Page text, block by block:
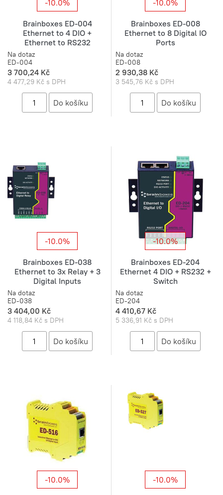
-10.0%
Brainboxes ED-004
Ethernet to 4 DIO +
Ethernet to RS232
Na dotaz
ED-004
3 700,24 Kč
4 477,29 Kč s DPH
-10.0%
Brainboxes ED-008
Ethernet to 8 Digital IO
Ports
Na dotaz
ED-008
2 930,38 Kč
3 545,76 Kč s DPH
-10.0%
Brainboxes ED-038
Ethernet to 3x Relay + 3
Digital Inputs
Na dotaz
ED-038
3 404,00 Kč
4 118,84 Kč s DPH
-10.0%
Brainboxes ED-204
Ethernet 4 DIO + RS232 +
Switch
Na dotaz
ED-204
4 410,67 Kč
5 336,91 Kč s DPH
-10.0% -10.0%